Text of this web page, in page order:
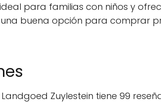
para familias con niños y
buena opción para comprar
Zuylestein tiene 99